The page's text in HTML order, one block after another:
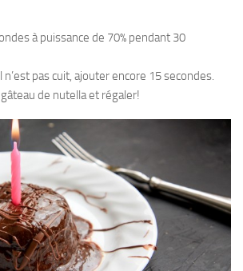
à puissance de 70% pendant 30
n’est pas cuit, ajouter encore 15 secondes.
de nutella et régaler!